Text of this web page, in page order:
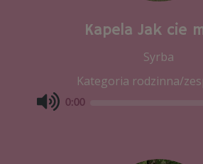
Kapela Jak cie
Syrba
Kategoria rodzinna/
0:00